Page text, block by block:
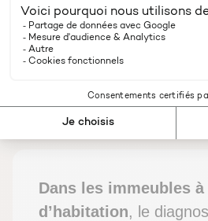
Dans le cas de la
immobiliers, le CREP
de 6 ans . Si l’absence
propriétaire bailleur de
à chaque mise en
Dans les immeubles à
d’habitation, le